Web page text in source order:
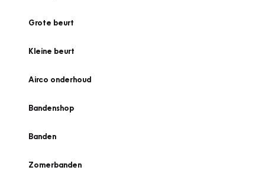
Grote beurt
Kleine beurt
Airco onderhoud
Bandenshop
Banden
Zomerbanden